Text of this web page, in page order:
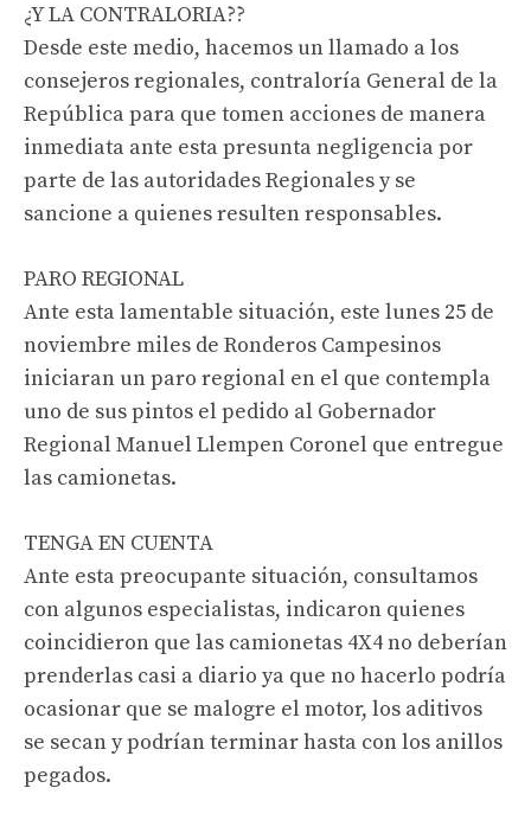
¿Y LA CONTRALORIA??
Desde este medio, hacemos un llamado a los
consejeros regionales, contraloría General de la
República para que tomen acciones de manera
inmediata ante esta presunta negligencia por
parte de las autoridades Regionales y se
sancione a quienes resulten responsables.
PARO REGIONAL
Ante esta lamentable situación, este lunes 25 de
noviembre miles de Ronderos Campesinos
iniciaran un paro regional en el que contempla
uno de sus pintos el pedido al Gobernador
Regional Manuel Llempen Coronel que entregue
las camionetas.
TENGA EN CUENTA
Ante esta preocupante situación, consultamos
con algunos especialistas, indicaron quienes
coincidieron que las camionetas 4X4 no deberían
prenderlas casi a diario ya que no hacerlo podría
ocasionar que se malogre el motor, los aditivos
se secan y podrían terminar hasta con los anillos
pegados.